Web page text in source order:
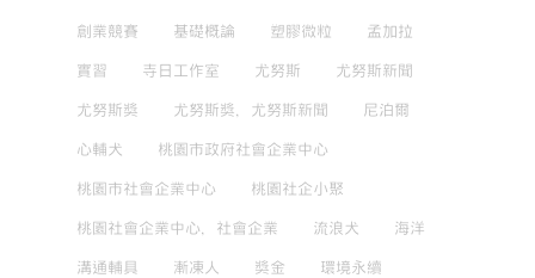
創業競賽 基礎概論 塑膠微粒 孟加拉
實習 寺日工作室 尤努斯 尤努斯新聞
尤努斯獎 尤努斯獎，尤努斯新聞 尼泊爾
心輔犬 桃園市政府社會企業中心
桃園市社會企業中心 桃園社企小聚
桃園社會企業中心，社會企業 流浪犬 海洋
溝通輔具 漸凍人 獎金 環境永續